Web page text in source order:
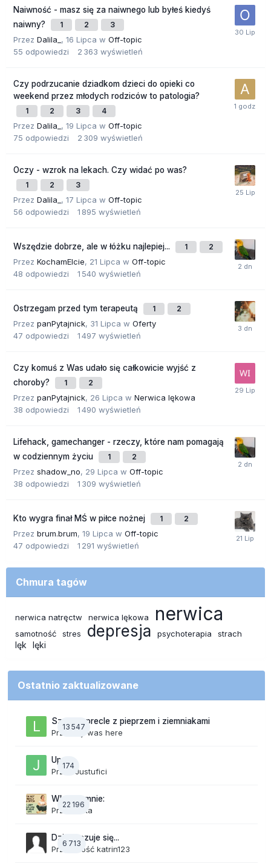
Naiwność - masz się za naiwnego lub byłeś kiedyś
naiwny?
1 2 3
Przez Dalila_ , 16 Lipca w Off-topic
55 odpowiedzi 2 363 wyświetleń
Czy podrzucanie dziadkom dzieci do opieki co
weekend przez młodych rodziców to patologia?
1 2 3 4
Przez Dalila_ , 19 Lipca w Off-topic
75 odpowiedzi 2 309 wyświetleń
Oczy - wzrok na lekach. Czy widać po was?
1 2 3
Przez Dalila_ , 17 Lipca w Off-topic
56 odpowiedzi 1 895 wyświetleń
Wszędzie dobrze, ale w łóżku najlepiej... 1 2
Przez KochamElcie, 21 Lipca w Off-topic
48 odpowiedzi 1 540 wyświetleń
Ostrzegam przed tym terapeutą 1 2
Przez panPytajnick, 31 Lipca w Oferty
47 odpowiedzi 1 497 wyświetleń
Czy komuś z Was udało się całkowicie wyjść z
choroby?
1 2
Przez panPytajnick, 26 Lipca w Nerwica lękowa
38 odpowiedzi 1 490 wyświetleń
Lifehack, gamechanger - rzeczy, które nam pomagają
w codziennym życiu
1 2
Przez shadow_no, 29 Lipca w Off-topic
38 odpowiedzi 1 309 wyświetleń
Kto wygra finał MŚ w piłce nożnej 1 2
Przez brum.brum, 19 Lipca w Off-topic
47 odpowiedzi 1 291 wyświetleń
Chmura tagów
nerwica natręctw nerwica lękowa nerwica
samotność stres depresja psychoterapia strach
lęk lęki
Ostatnio zaktualizowane
13 547
Szalone precle z pieprzem i ziemniakami
Przez lily was here
174
Upały
Przez Justufici
22 196
Wkurza mnie:
Przezlinka
6 713
Dzisiaj czuje się...
Przez Gość katrin123